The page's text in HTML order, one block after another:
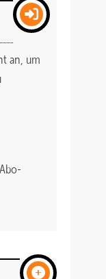
an, um